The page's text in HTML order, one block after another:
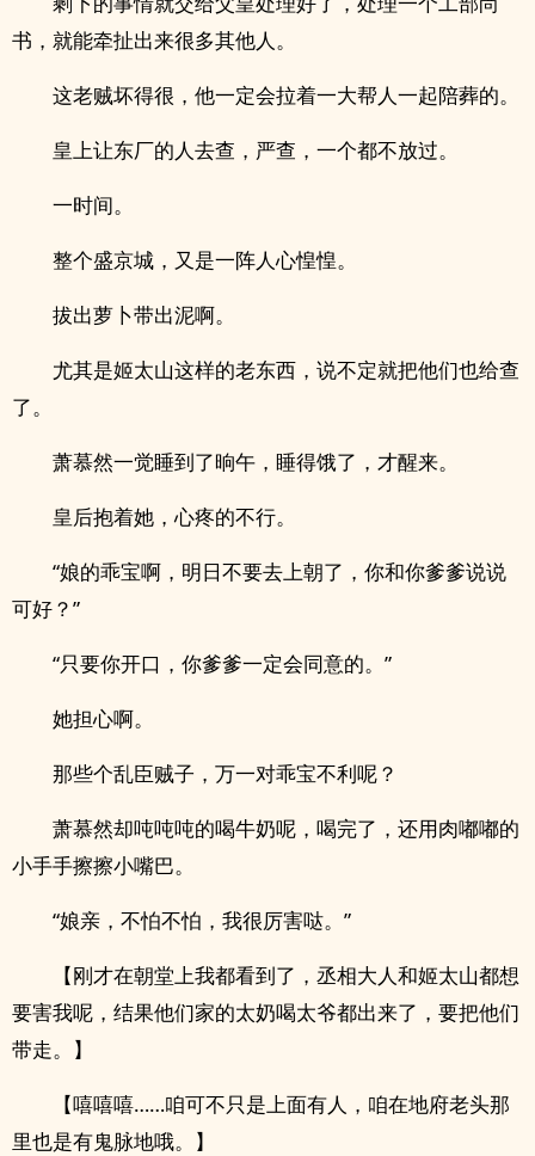
书，就能牵扯出来很多其他人。
这老贼坏得很，他一定会拉着一大帮人一起陪葬的。
皇上让东厂的人去查，严查，一个都不放过。
一时间。
整个盛京城，又是一阵人心惶惶。
拔出萝卜带出泥啊。
尤其是姬太山这样的老东西，说不定就把他们也给查
了。
萧慕然一觉睡到了晌午，睡得饿了，才醒来。
皇后抱着她，心疼的不行。
“娘的乖宝啊，明日不要去上朝了，你和你爹爹说说
可好？”
“只要你开口，你爹爹一定会同意的。”
她担心啊。
那些个乱臣贼子，万一对乖宝不利呢？
萧慕然却吨吨吨的喝牛奶呢，喝完了，还用肉嘟嘟的
小手手擦擦小嘴巴。
“娘亲，不怕不怕，我很厉害哒。”
【刚才在朝堂上我都看到了，丞相大人和姬太山都想
要害我呢，结果他们家的太奶喝太爷都出来了，要把他们
带走。】
【嘻嘻嘻……咱可不只是上面有人，咱在地府老头那
里也是有鬼脉地哦。】